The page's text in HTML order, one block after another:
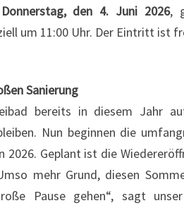
den 4. Juni 2026,
um 11:00 Uhr. Der Eintritt ist
Sanierung
bereits in diesem Jahr
Nun beginnen die
2026. Geplant ist die
mehr Grund, diesen
Pause gehen“, sagt